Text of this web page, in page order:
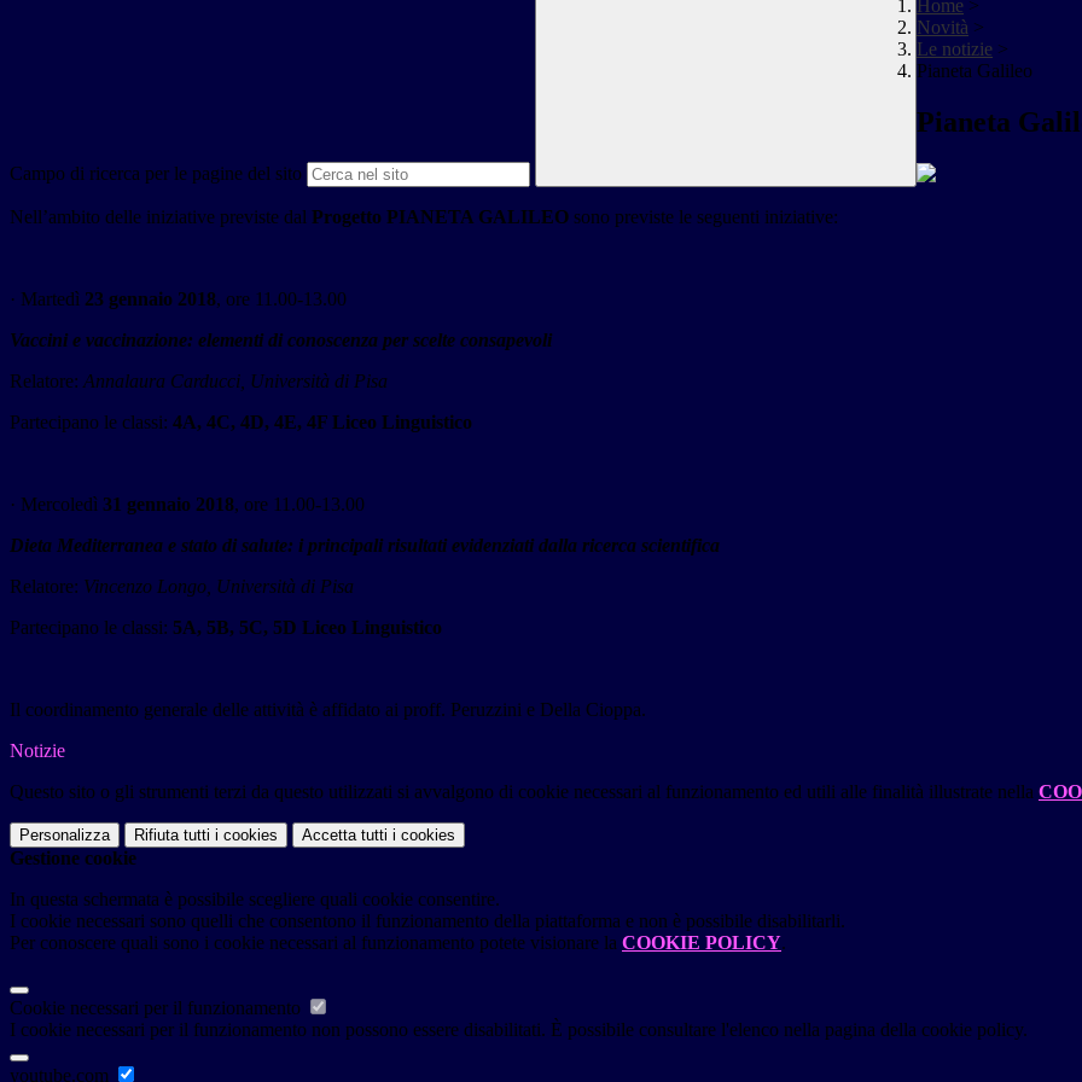
Campo di ricerca per le pagine del sito
Home >
Novità >
Le notizie >
Pianeta Galileo
Pianeta
Nell’ambito delle iniziative previste dal Progetto PIANETA GALILEO sono previste le seguenti iniziative:
· Martedì 23 gennaio 2018, ore 11.00-13.00
Vaccini e vaccinazione: elementi di conoscenza per scelte consapevoli
Relatore: Annalaura Carducci, Università di Pisa
Partecipano le classi: 4A, 4C, 4D, 4E, 4F Liceo Linguistico
· Mercoledì 31 gennaio 2018, ore 11.00-13.00
Dieta Mediterranea e stato di salute: i principali risultati evidenziati dalla ricerca scientifica
Relatore: Vincenzo Longo, Università di Pisa
Partecipano le classi: 5A, 5B, 5C, 5D Liceo Linguistico
Il coordinamento generale delle attività è affidato ai proff. Peruzzini e Della Cioppa.
Notizie
Questo sito o gli strumenti terzi da questo utilizzati si avvalgono di cookie necessari al funzionamento ed utili alle finalità illustrate nella
Personalizza Rifiuta tutti i cookies Accetta tutti i cookies
Gestione cookie
In questa schermata è possibile scegliere quali cookie consentire.
I cookie necessari sono quelli che consentono il funzionamento della piattaforma e non è possibile disabilitarli.
Per conoscere quali sono i cookie necessari al funzionamento potete visionare la COOKIE POLICY.
Cookie necessari per il funzionamento
I cookie necessari per il funzionamento non possono essere disabilitati. È possibile consultare l'elenco nella pagina della cookie policy.
youtube.com